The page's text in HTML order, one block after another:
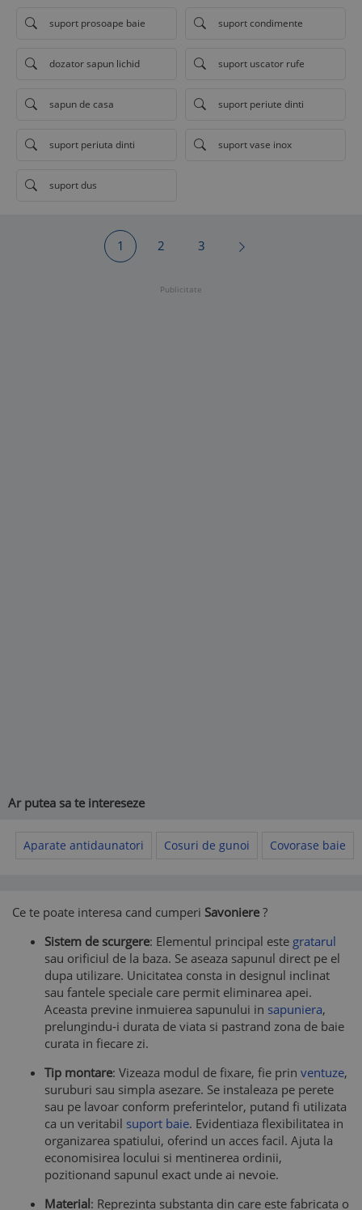
suport prosoape baie suport condimente
dozator sapun lichid suport uscator rufe
sapun de casa suport periute dinti
suport periuta dinti suport vase inox
suport dus
1 2 3
Publicitate
Ar putea sa te intereseze
Aparate antidaunatori Cosuri de gunoi Covorase baie
Ce te poate interesa cand cumperi Savoniere?
Sistem de scurgere: Elementul principal este gratarul
sau orificiul de la baza. Se aseaza sapunul direct pe el
dupa utilizare. Unicitatea consta in designul inclinat
sau fantele speciale care permit eliminarea apei.
Aceasta previne inmuierea sapunului in sapuniera,
prelungindu-i durata de viata si pastrand zona de baie
curata in fiecare zi.
Tip montare: Vizeaza modul de fixare, fie prin ventuze,
suruburi sau simpla asezare. Se instaleaza pe perete
sau pe lavoar conform preferintelor, putand fi utilizata
ca un veritabil suport baie. Evidentiaza flexibilitatea in
organizarea spatiului, oferind un acces facil. Ajuta la
economisirea locului si mentinerea ordinii,
pozitionand sapunul exact unde ai nevoie.
Material: Reprezinta substanta din care este fabricata o